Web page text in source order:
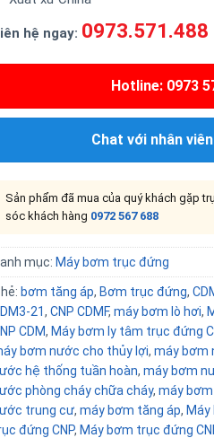
hệ ngay: 0973.571.488
Hotline: 0973
Chat với nhân
Sản phẩm đã mua của quý khách gặp
sóc khách hàng 0972 567 688
mục: Máy bơm trục đứng
bơm tăng áp, Bơm trục đứng,
21, CNP CDMF, máy bơm lò hơi,
CDM, Máy bơm ly tâm trục đứng
bơm nước cho thủy lợi, máy bơm
hệ thống tuần hoàn, máy bơm
phòng cháy chữa cháy, máy
trung cư, máy bơm tăng áp,
đứng CNP, Máy bơm trục đứng